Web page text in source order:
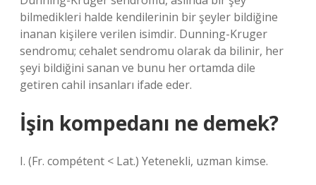
bilmedikleri halde kendilerinin bir şeyler bildiğine
inanan kişilere verilen isimdir. Dunning-Kruger
sendromu; cehalet sendromu olarak da bilinir, her
şeyi bildiğini sanan ve bunu her ortamda dile
getiren cahil insanları ifade eder.
İşin kompedanı ne demek?
I. (Fr. compétent < Lat.) Yetenekli, uzman kimse.